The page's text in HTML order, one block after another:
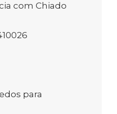
com Chiado
para